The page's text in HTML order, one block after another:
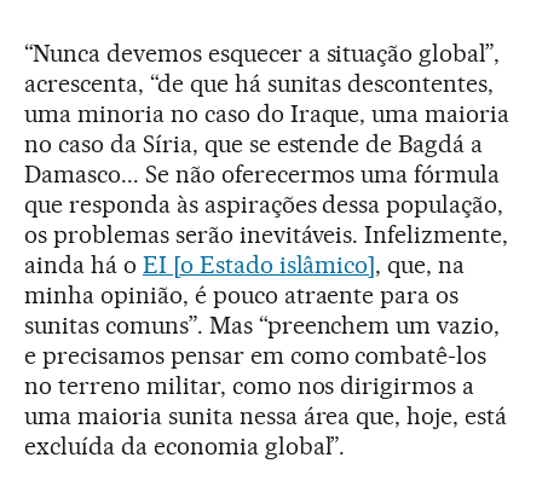
“Nunca devemos esquecer a situação global”,
acrescenta, “de que há sunitas descontentes,
uma minoria no caso do Iraque, uma maioria
no caso da Síria, que se estende de Bagdá a
Damasco... Se não oferecermos uma fórmula
que responda às aspirações dessa população,
os problemas serão inevitáveis. Infelizmente,
ainda há o EI [o Estado islâmico], que, na
minha opinião, é pouco atraente para os
sunitas comuns”. Mas “preenchem um vazio,
e precisamos pensar em como combatê-los
no terreno militar, como nos dirigirmos a
uma maioria sunita nessa área que, hoje, está
excluída da economia global”.